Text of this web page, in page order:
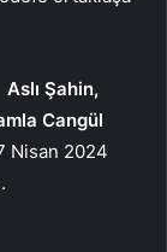
Aslı Şahin,
Cangül
Nisan 2024